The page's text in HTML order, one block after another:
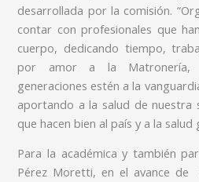
desarrollada por la comisión.
contar con profesionales que
cuerpo, dedicando tiempo,
por amor a la Matronería,
generaciones estén a la
aportando a la salud de nuestra
que hacen bien al país y a la salud
Para la académica y también
Pérez Moretti, en el avance de